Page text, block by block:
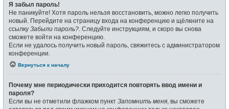
Я забыл пароль!
Не паникуйте! Хотя пароль нельзя восстановить, можно легко получить
новый. Перейдите на страницу входа на конференцию и щёлкните на
ссылку Забыли пароль? . Следуйте инструкциям, и скоро вы снова
сможете войти на конференцию.
Если не удалось получить новый пароль, свяжитесь с администратором
конференции.
Вернуться к началу
Почему мне периодически приходится повторять ввод имени и
пароля?
Если вы не отметили флажком пункт Запомнить меня , вы сможете